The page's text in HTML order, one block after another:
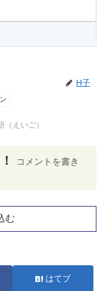
H子
（えいご）
コメントを書き
む
はてブ